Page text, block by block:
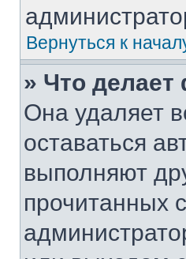
Вернуться к
» Что
Она удаляет
оставаться
выполняют
прочитанных